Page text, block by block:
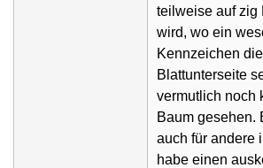
teilweise auf zig
wird, wo ein
Kennzeichen
Blattunterseite
vermutlich noch
Baum gesehen.
auch für andere
habe einen